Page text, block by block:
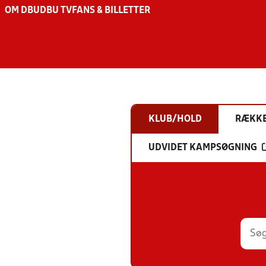
OM DBU DBU TV FANS & BILLETTER
KLUB/HOLD
UDVIDET KAMPSØGNING